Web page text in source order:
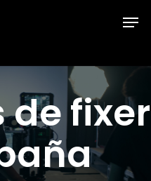
de fixer
Menu